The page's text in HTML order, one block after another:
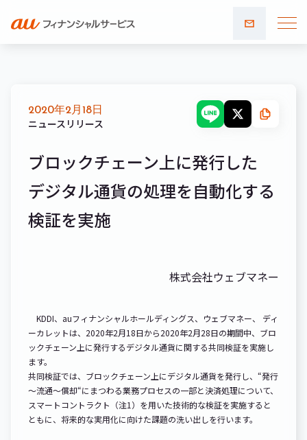
合わせ
2020年2月18日
ニュースリリース
ブロックチェーン上に発行した
デジタル通貨の処理を自動化する
検証を実施
株式会社ウェブマネー
KDDI、auフィナンシャルホールディングス、ウェブマネー、 ディ
ーカレットは、2020年2月18日から2020年2月28日の期間中、ブロ
ックチェーン上に発行するデジタル通貨に関する共同検証を実施し
ます。
共同検証では、ブロックチェーン上にデジタル通貨を発行し、“発行
～流通～償却“にまつわる業務プロセスの一部と決済処理について、
スマートコントラクト（注1）を用いた技術的な検証を実施すると
ともに、将来的な実用化に向けた課題の洗い出しを行います。